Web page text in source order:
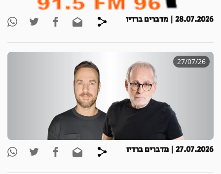
28.07.2026 | מדברים ברדיו
27/07/26
27.07.2026 | מדברים ברדיו